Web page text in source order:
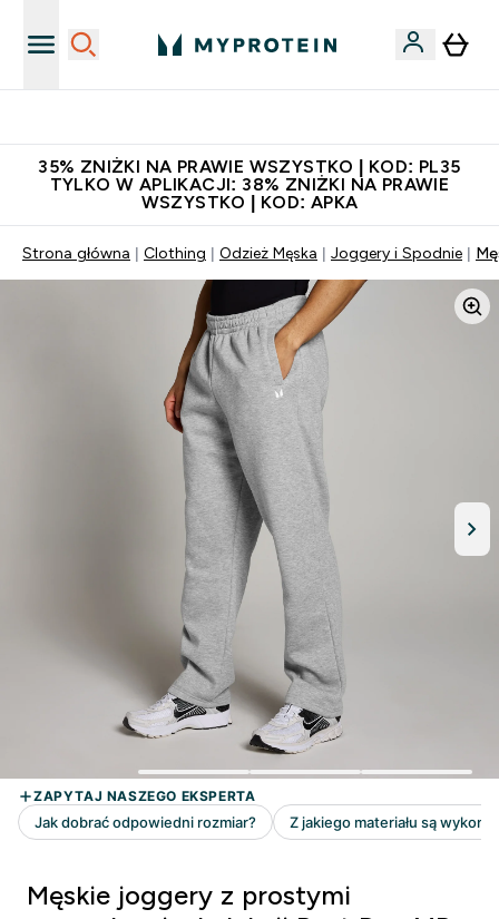
35% ZNIŻKI NA PRAWIE WSZYSTKO | KOD: PL35
TYLKO W APLIKACJI: 38% ZNIŻKI NA PRAWIE
WSZYSTKO | KOD: APKA
Strona główna Clothing Odzież Męska Joggery i Spodnie
Męskie joggery z prostymi